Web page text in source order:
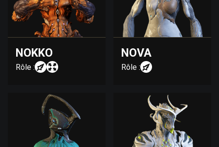
NOKKO
Rôle :
NOVA
Rôle :